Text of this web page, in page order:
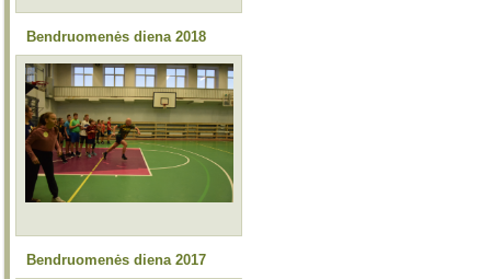
Bendruomenės diena 2018
Bendruomenės diena 2017